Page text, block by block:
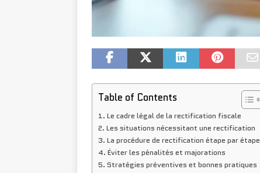
Table of Contents
Le cadre légal de la rectification fiscale
Les situations nécessitant une rectification
La procédure de rectification étape par étape
Éviter les pénalités et majorations
Stratégies préventives et bonnes pratiques